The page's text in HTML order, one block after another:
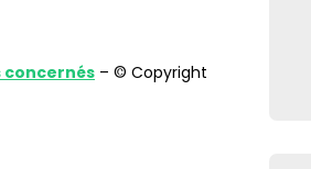
concernés – © Copyright